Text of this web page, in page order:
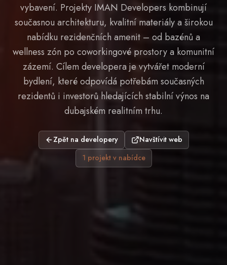
vybavení. Projekty IMAN Developers kombinují
současnou architekturu, kvalitní materiály a širokou
nabídku rezidenčních amenit – od bazénů a
wellness zón po coworkingové prostory a komunitní
zázemí. Cílem developera je vytvářet moderní
bydlení, které odpovídá potřebám současných
rezidentů i investorů hledajících stabilní výnos na
dubajském realitním trhu.
Zpět na developery
Navštívit web
1 projektv nabídce